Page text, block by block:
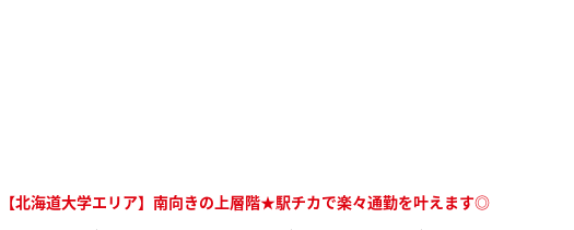
【北海道大学エリア】南向きの上層階★駅チカで楽々通勤を叶えます◎